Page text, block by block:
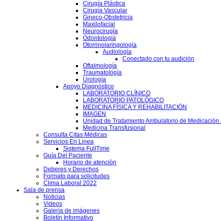
Cirugía Plástica
Cirugía Vascular
Gineco-Obstetricia
Maxilofacial
Neurocirugía
Odontología
Otorrinolaringología
Audiología
Conectado con tu audición
Oftalmología
Traumatología
Urología
Apoyo Diagnóstico
LABORATORIO CLÍNICO
LABORATORIO PATOLÓGICO
MEDICINA FÍSICA Y REHABILITACIÓN
IMAGEN
Unidad de Tratamiento Ambulatorio de Medicación
Medicina Transfusional
Consulta Citas Médicas
Servicios En Linea
Sistema FullTime
Guía Del Paciente
Horario de atención
Deberes y Derechos
Formato para solicitudes
Clima Laboral 2022
Sala de prensa
Noticias
Videos
Galería de imágenes
Boletín Informativo